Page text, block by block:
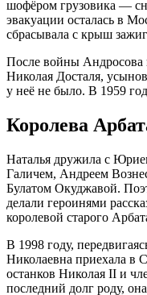
шофёром грузовика —
эвакуации осталась в
сбрасывала с крыш
После войны Андросова
Николая Досталя,
у неё не было. В 1959
Королева
Наталья дружила с
Галичем, Андреем
Булатом Окуджавой.
делали героинями
королевой старого
В 1998 году,
Николаевна приехала в
останков Николая II и
последний долг роду,